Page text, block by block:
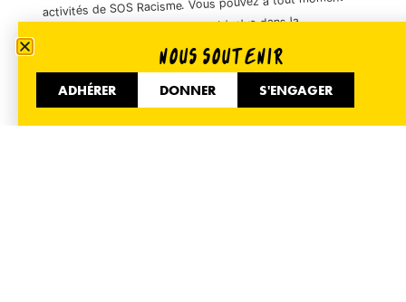
utiliser le lien de désabonnement inclus dans la
01 40 35 36 55
NOUS SOUTENIR
ADHÉRER DONNER S'ENGAGER